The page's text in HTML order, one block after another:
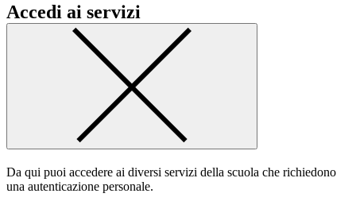
Accedi ai servizi
Da qui puoi accedere ai diversi servizi della scuola che richiedono
una autenticazione personale.